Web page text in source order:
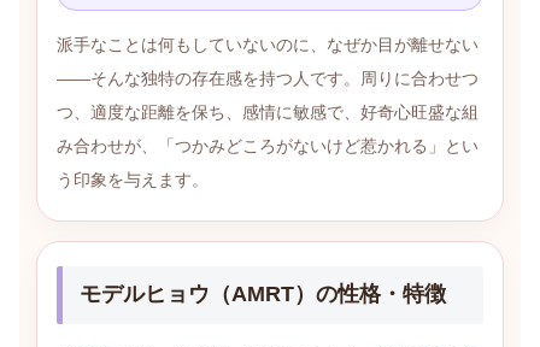
派手なことは何もしていないのに、なぜか目が離せない
——そんな独特の存在感を持つ人です。周りに合わせつ
つ、適度な距離を保ち、感情に敏感で、好奇心旺盛な組
み合わせが、「つかみどころがないけど惹かれる」とい
う印象を与えます。
モデルヒョウ（AMRT）の性格・特徴